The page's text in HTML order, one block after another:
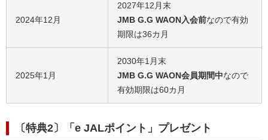
2024年12月
2027年12月末
JMB G.G WAON入会前なので有効
期限は36カ月
2025年1月
2030年1月末
JMB G.G WAON会員期間中なので
有効期限は60カ月
〔特典2〕「e JALポイント」プレゼント